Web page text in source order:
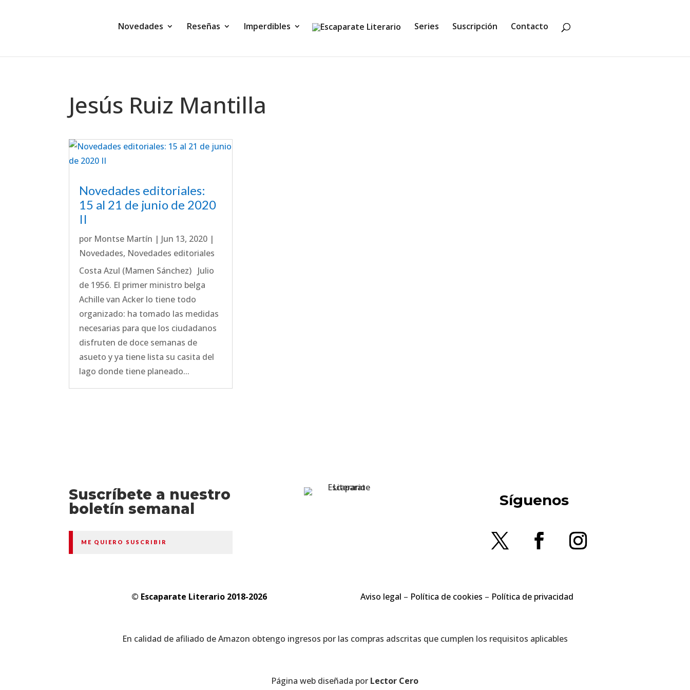
Novedades Reseñas Imperdibles Series Suscripción Contacto
Jesús Ruiz Mantilla
Novedades editoriales:
15 al 21 de junio de 2020
II
por Montse Martín | Jun 13, 2020 |
Novedades, Novedades editoriales
Costa Azul (Mamen Sánchez) Julio
de 1956. El primer ministro belga
Achille van Acker lo tiene todo
organizado: ha tomado las medidas
necesarias para que los ciudadanos
disfruten de doce semanas de
asueto y ya tiene lista su casita del
lago donde tiene planeado...
Suscríbete a nuestro
boletín semanal
ME QUIERO SUSCRIBIR
Síguenos
© Escaparate Literario 2018-2026 Aviso legal – Política de cookies – Política de privacidad
En calidad de afiliado de Amazon obtengo ingresos por las compras adscritas que cumplen los requisitos aplicables
Página web diseñada por Lector Cero